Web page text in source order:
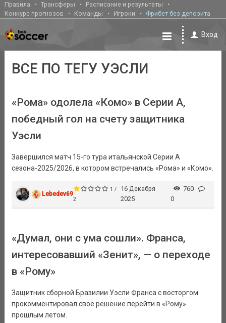
Правила Трансферы
Расписание и результаты
Конкурс прогнозов
Команды Игроки Фрибет без депозита
Вход
ВСЕ ПО ТЕГУ УЭСЛИ
«Рома» одолела «Комо» в Серии А,
победный гол на счету защитника
Уэсли
Завершился матч 15-го тура итальянской Серии А
сезона-2025/2026, в котором встречались «Рома» и «Комо».
Lebedev69
1 /
2
16 Декабря
2025
760
0
«Думал, они с ума сошли». Франса,
интересовавший «Зенит», — о переходе
в «Рому»
Защитник сборной Бразилии Уэсли Франса с восторгом
прокомментировал своё решение перейти в «Рому»
прошлым летом.